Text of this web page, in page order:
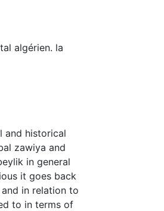
algérien. la
and historical
zawiya and
in general
it goes back
in relation to
to in terms of